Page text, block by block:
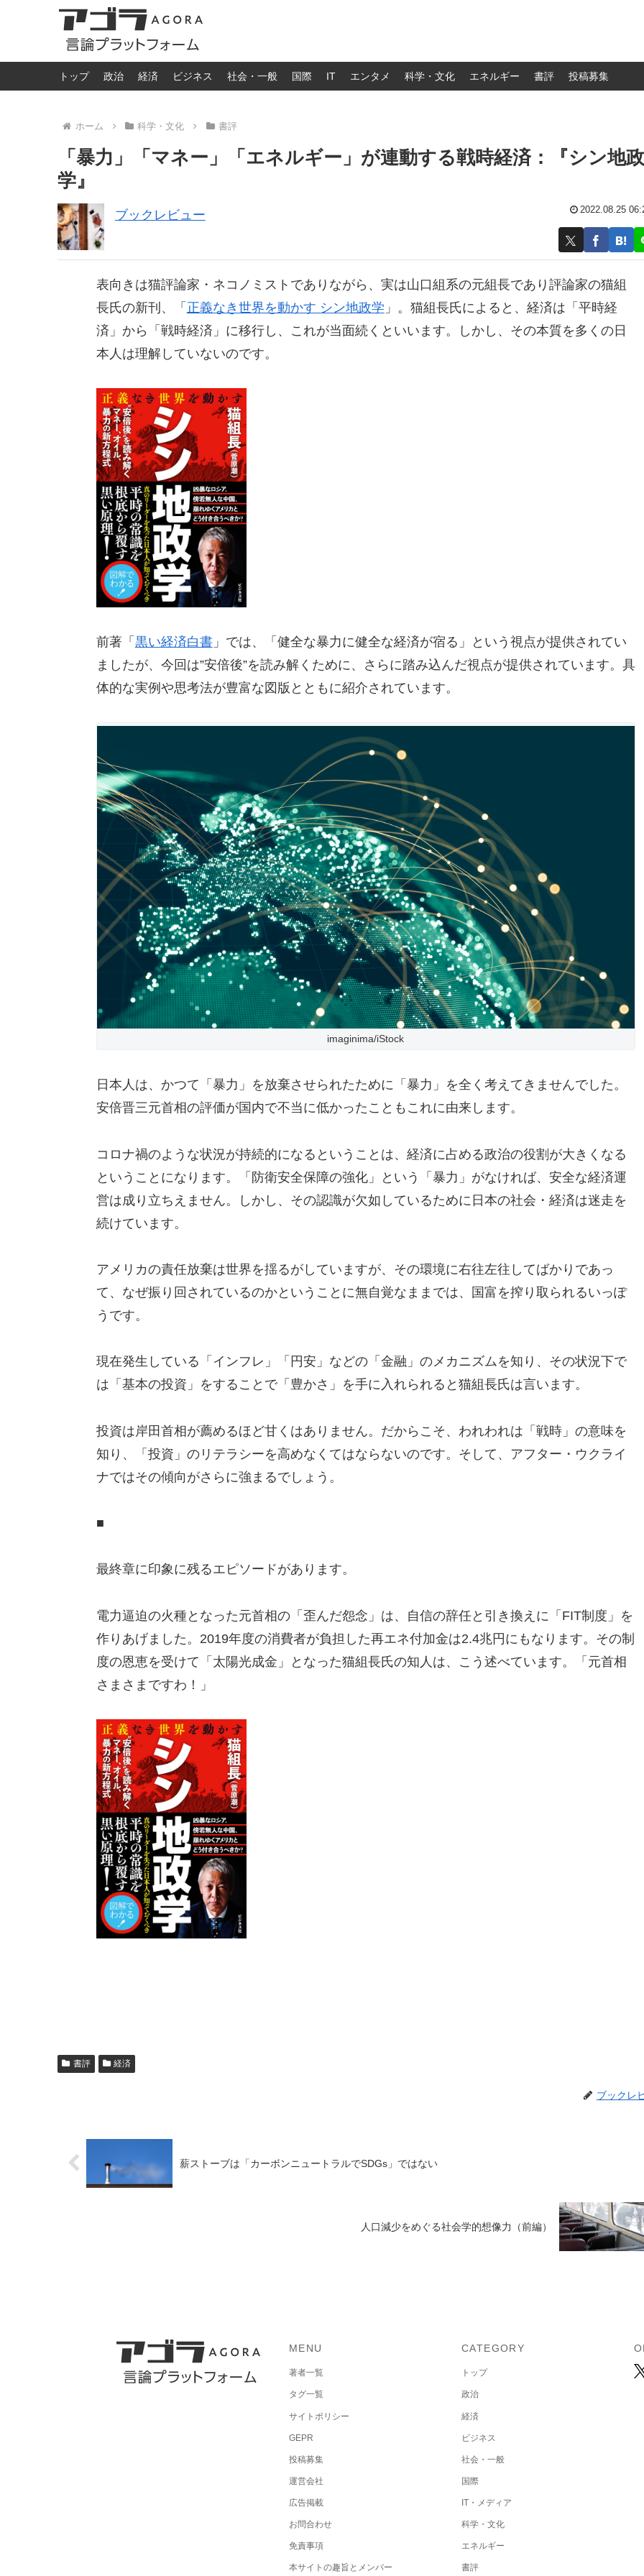
トップ 政治 経済 ビジネス 社会・一般 国際 IT エンタメ 科学・文化 エネルギー 書評 投稿募集
ホーム 科学・文化 書評
「暴力」「マネー」「エネルギー」が連動する戦時経済：『シン地政
学』
ブックレビュー 2022.08.25
表向きは猫評論家・ネコノミストでありながら、実は山口組系の元組長であり評論家の猫組
長氏の新刊、「 正義なき世界を動かす シン地政学 」。猫組長氏によると、経済は「平時経
済」から「戦時経済」に移行し、これが当面続くといいます。しかし、その本質を多くの日
本人は理解していないのです。
前著「 黒い経済白書」では、「健全な暴力に健全な経済が宿る」という視点が提供されてい
ましたが、今回は”安倍後”を読み解くために、さらに踏み込んだ視点が提供されています。具
体的な実例や思考法が豊富な図版とともに紹介されています。
imaginima/iStock
日本人は、かつて「暴力」を放棄させられたために「暴力」を全く考えてきませんでした。
安倍晋三元首相の評価が国内で不当に低かったこともこれに由来します。
コロナ禍のような状況が持続的になるということは、経済に占める政治の役割が大きくなる
ということになります。「防衛安全保障の強化」という「暴力」がなければ、安全な経済運
営は成り立ちえません。しかし、その認識が欠如しているために日本の社会・経済は迷走を
続けています。
アメリカの責任放棄は世界を揺るがしていますが、その環境に右往左往してばかりであっ
て、なぜ振り回されているのかということに無自覚なままでは、国富を搾り取られるいっぽ
うです。
現在発生している「インフレ」「円安」などの「金融」のメカニズムを知り、その状況下で
は「基本の投資」をすることで「豊かさ」を手に入れられると猫組長氏は言います。
投資は岸田首相が薦めるほど甘くはありません。だからこそ、われわれは「戦時」の意味を
知り、「投資」のリテラシーを高めなくてはならないのです。そして、アフター・ウクライ
ナではその傾向がさらに強まるでしょう。
■
最終章に印象に残るエピソードがあります。
電力逼迫の火種となった元首相の「歪んだ怨念」は、自信の辞任と引き換えに「FIT制度」を
作りあげました。2019年度の消費者が負担した再エネ付加金は2.4兆円にもなります。その制
度の恩恵を受けて「太陽光成金」となった猫組長氏の知人は、こう述べています。「元首相
さまさまですわ！」
書評 経済
ブックレ
薪ストーブは「カーボンニュートラルでSDGs」ではない
人口減少をめぐる社会学的想像力（前編）
MENU
著者一覧
タグ一覧
サイトポリシー
GEPR
投稿募集
運営会社
広告掲載
お問合わせ
免責事項
本サイトの趣旨とメンバー
CATEGORY
トップ
政治
経済
ビジネス
社会・一般
国際
IT・メディア
科学・文化
エネルギー
書評